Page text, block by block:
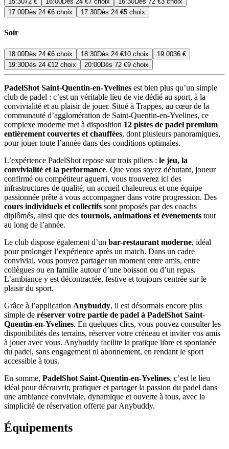
17:00Dès 24 €6 choix 17:30Dès 24 €5 choix
Soir
18:00Dès 24 €6 choix 18:30Dès 24 €10 choix 19:0036 €
19:30Dès 24 €12 choix 20:00Dès 72 €9 choix
PadelShot Saint-Quentin-en-Yvelines est bien plus qu’un simple
club de padel : c’est un véritable lieu de vie dédié au sport, à la
convivialité et au plaisir de jouer. Situé à Trappes, au cœur de la
communauté d’agglomération de Saint-Quentin-en-Yvelines, ce
complexe moderne met à disposition 12 pistes de padel premium
entièrement couvertes et chauffées, dont plusieurs panoramiques,
pour jouer toute l’année dans des conditions optimales.
L’expérience PadelShot repose sur trois piliers : le jeu, la
convivialité et la performance. Que vous soyez débutant, joueur
confirmé ou compétiteur aguerri, vous trouverez ici des
infrastructures de qualité, un accueil chaleureux et une équipe
passionnée prête à vous accompagner dans votre progression. Des
cours individuels et collectifs sont proposés par des coachs
diplômés, ainsi que des tournois, animations et événements tout
au long de l’année.
Le club dispose également d’un bar-restaurant moderne, idéal
pour prolonger l’expérience après un match. Dans un cadre
convivial, vous pouvez partager un moment entre amis, entre
collègues ou en famille autour d’une boisson ou d’un repas.
L’ambiance y est décontractée, festive et toujours centrée sur le
plaisir du sport.
Grâce à l’application Anybuddy, il est désormais encore plus
simple de réserver votre partie de padel à PadelShot Saint-
Quentin-en-Yvelines. En quelques clics, vous pouvez consulter les
disponibilités des terrains, réserver votre créneau et inviter vos amis
à jouer avec vous. Anybuddy facilite la pratique libre et spontanée
du padel, sans engagement ni abonnement, en rendant le sport
accessible à tous.
En somme, PadelShot Saint-Quentin-en-Yvelines, c’est le lieu
idéal pour découvrir, pratiquer et partager la passion du padel dans
une ambiance conviviale, dynamique et ouverte à tous, avec la
simplicité de réservation offerte par Anybuddy.
Équipements